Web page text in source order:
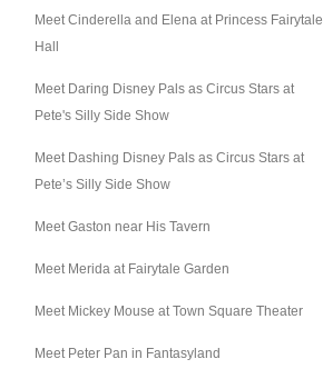
Meet Cinderella and Elena at Princess Fairytale
Hall
Meet Daring Disney Pals as Circus Stars at
Pete's Silly Side Show
Meet Dashing Disney Pals as Circus Stars at
Pete’s Silly Side Show
Meet Gaston near His Tavern
Meet Merida at Fairytale Garden
Meet Mickey Mouse at Town Square Theater
Meet Peter Pan in Fantasyland